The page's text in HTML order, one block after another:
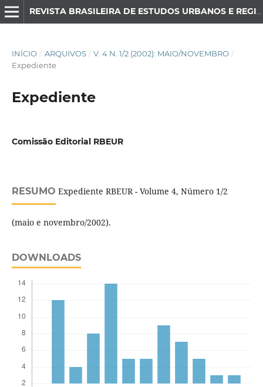
INÍCIO / ARQUIVOS / V. 4 N. 1/2 (2002): MAIO/NOVEMBRO /
Expediente
Expediente
Comissão Editorial RBEUR
RESUMO Expediente RBEUR - Volume 4, Número 1/2
(maio e novembro/2002).
DOWNLOADS